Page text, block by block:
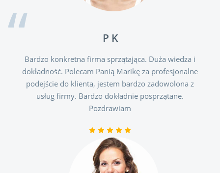
P K
Bardzo konkretna firma sprzątająca. Duża wiedza i
dokładność. Polecam Panią Marikę za profesjonalne
podejście do klienta, jestem bardzo zadowolona z
usług firmy. Bardzo dokładnie posprzątane.
Pozdrawiam